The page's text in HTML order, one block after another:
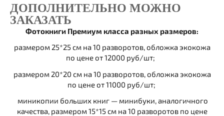
ДОПОЛНИТЕЛЬНО МОЖНО
ЗАКАЗАТЬ
Фотокниги Премиум класса разных размеров:
размером 25*25 см на 10 разворотов, обложка экокожа
по цене от 12000 руб/шт;
размером 20*20 см на 10 разворотов, обложка экокожа
по цене от 11000 руб/шт;
миникопии больших книг — минибуки, аналогичного
качества, размером 15*15 см на 10 разворотов по цене